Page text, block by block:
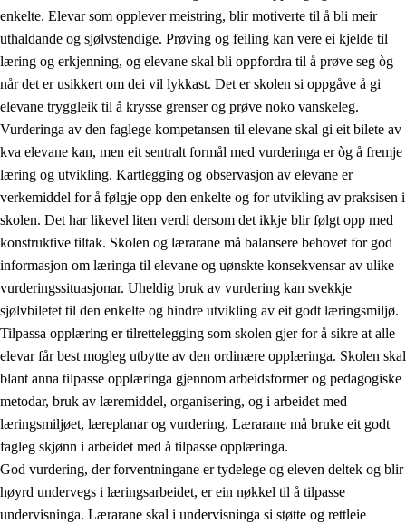
enkelte. Elevar som opplever meistring, blir motiverte til å bli meir
uthaldande og sjølvstendige. Prøving og feiling kan vere ei kjelde til
læring og erkjenning, og elevane skal bli oppfordra til å prøve seg òg
når det er usikkert om dei vil lykkast. Det er skolen si oppgåve å gi
elevane tryggleik til å krysse grenser og prøve noko vanskeleg.
Vurderinga av den faglege kompetansen til elevane skal gi eit bilete av
kva elevane kan, men eit sentralt formål med vurderinga er òg å fremje
læring og utvikling. Kartlegging og observasjon av elevane er
verkemiddel for å følgje opp den enkelte og for utvikling av praksisen i
skolen. Det har likevel liten verdi dersom det ikkje blir følgt opp med
konstruktive tiltak. Skolen og lærarane må balansere behovet for god
informasjon om læringa til elevane og uønskte konsekvensar av ulike
vurderingssituasjonar. Uheldig bruk av vurdering kan svekkje
sjølvbiletet til den enkelte og hindre utvikling av eit godt læringsmiljø.
Tilpassa opplæring er tilrettelegging som skolen gjer for å sikre at alle
elevar får best mogleg utbytte av den ordinære opplæringa. Skolen skal
blant anna tilpasse opplæringa gjennom arbeidsformer og pedagogiske
metodar, bruk av læremiddel, organisering, og i arbeidet med
læringsmiljøet, læreplanar og vurdering. Lærarane må bruke eit godt
fagleg skjønn i arbeidet med å tilpasse opplæringa.
God vurdering, der forventningane er tydelege og eleven deltek og blir
høyrd undervegs i læringsarbeidet, er ein nøkkel til å tilpasse
undervisninga. Lærarane skal i undervisninga si støtte og rettleie